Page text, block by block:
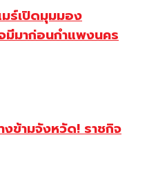
ร์เปิดมุมมอง
มีมาก่อนกำแพงนคร
งข้ามจังหวัด! ราชกิจ